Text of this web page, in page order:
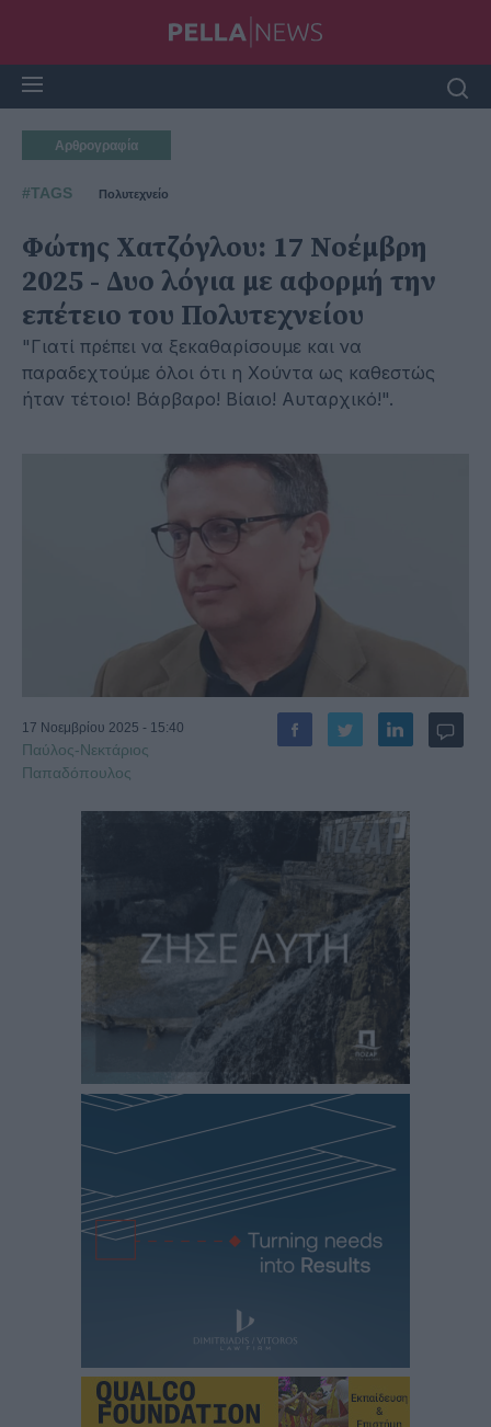
Αρθρογραφία
#TAGS Πολυτεχνείο
Φώτης Χατζόγλου: 17 Νοέμβρη
2025 - Δυο λόγια με αφορμή την
επέτειο του Πολυτεχνείου
"Γιατί πρέπει να ξεκαθαρίσουμε και να
παραδεχτούμε όλοι ότι η Χούντα ως καθεστώς
ήταν τέτοιο! Βάρβαρο! Βίαιο! Αυταρχικό!".
17 Νοεμβρίου 2025 - 15:40
Παύλος-Νεκτάριος
Παπαδόπουλος